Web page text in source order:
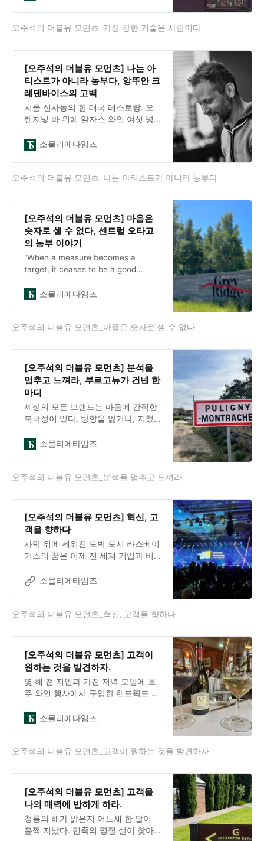
수백 년의 시간이 겹겹이 쌓인 석회
셀러 안은 조용하고 어둡다. 런던의
빠른 거리와 전혀 다른 시간이 흐른
다. 창문에는 오래된 문구가 남아 있
다.“Wines from the Wood, In Dock
Glasses”오크통에서 바로 따른 와
오주석의 더블유 모먼츠_가장 강한 기술은 사람이다
[오주석의 더블유 모먼츠] 나는 아
티스트가 아니라 농부다, 앙뚜안 크
레덴바이스의 고백
서울 신사동의 한 태국 레스토랑. 오
렌지빛 바 위에 알자스 와인 여섯 병
동쪽, 독일과의 경계에 자리한 알자
레덴바이스(Domaine Marc
스(Antoine Kreydenweiss)다.와이너
10주년, 와인메이커를 서울에 초대하
다와이너(WINER)는 프랑스 현지에서
직접 생산자를 발굴해 한국에 소개하
는 와인 수입사다. 한국소믈리에대회
2연패 우승자 이승훈 소믈리에와 이
수정 소믈리에
소믈리에타임즈
오주석의 더블유 모먼츠_나는 아티스트가 아니라 농부다
[오주석의 더블유 모먼츠] 마음은
숫자로 셀 수 없다, 센트럴 오타고
의 농부 이야기
“When a measure becomes a
target, it ceases to be a good
측정이 아니게 된다.굿하트의 법칙
(Charles Goodhart)의 1975년 논문에
(Marilyn Strathern)이 1997년에 지금
의 형태로 정리했다. 우리는 기준을
세우고 달린다. 매출, 점수, 팔로워, 평
점. 숫자는 방향을 알려주지만, 그 숫
자에 집착하면 정작 중요한
소믈리에타임즈
오주석의 더블유 모먼츠_마음은 숫자로 셀 수 없다
[오주석의 더블유 모먼츠] 분석을
멈추고 느껴라, 부르고뉴가 건넨 한
마디
세상의 모든 브랜드는 마음에 간직한
북극성이 있다. 방향을 잃거나, 지쳤
올려다보는 아주 작은 불빛이다. 새해
상을 찾고, 도달하고 싶은 정상을 그
르고뉴(Bourgogne)다.2025년 3월,
샹파뉴(Champagne) 지방을 떠나 부
르고뉴의 심장부 본(Beaune)에 도착
했다. 화창한 봄 햇살이 포도밭을 비
추고 있었다. 다음 날 아침, 퓔리니 몽
라셰(Puligny-Montrachet)
소믈리에타임즈
오주석의 더블유 모먼츠_분석을 멈추고 느껴라
[오주석의 더블유 모먼츠] 혁신, 고
객을 향하다
사막 위에 세워진 도박 도시 라스베이
거스의 꿈은 이제 전 세계 기업과 비
진화했다. 지난 3년간 코로나의 여파
발달이 가상의 물리적 공간을 제공했
고 눈빛을 바라보며 상대의 진심을 알
아가는 수준까지는 아직 미약하다.
2023년 1월 5일부터 8일까지 미국 소
비자 기술 협회(Consumer
Technology Association, CTA)가 주
최하는 CES 2023이 성황리에 열렸
소믈리에타임즈
오주석의 더블유 모먼츠_혁신, 고객을 향하다
[오주석의 더블유 모먼츠] 고객이
원하는 것을 발견하자.
몇 해 전 지인과 가진 저녁 모임에 호
주 와인 행사에서 구입한 핸드픽드 와
아를 가지고 갔다. 지인의 어머니께서
겼다. “사람은 결국 자기를 닮은 와인
져온 분을 닮았네.”시간이 흘렀다. 코
로나는 잠잠해졌으며, 공항은 다시 북
적거리고, 호주는 국경을 개방했다.나
는 태즈메이니아로 떠났다. 시드니 공
항에 도착 후 태즈메이니아의 주도인
호바트로 향하는 항공편을 타는 일은
소믈리에타임즈
오주석의 더블유 모먼츠_고객이 원하는 것을 발견하자
[오주석의 더블유 모먼츠] 고객을
나의 매력에 반하게 하라.
청룡의 해가 밝은지 어느새 한 달이
훌쩍 지났다. 민족의 명절 설이 찾아